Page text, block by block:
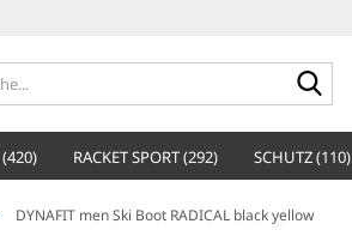
RACKET SPORT (292) SCHUTZ (110)
DYNAFIT men Ski Boot RADICAL black yellow